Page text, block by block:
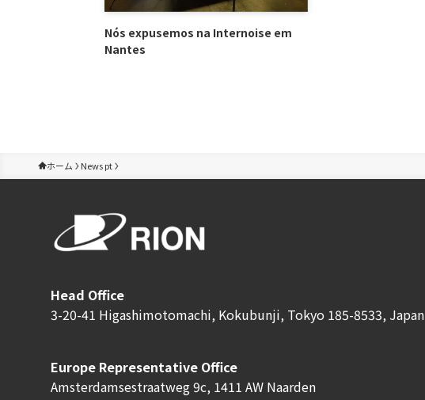
Nós expusemos na Internoise em
Nantes
ホーム News pt
Head Office
3-20-41 Higashimotomachi, Kokubunji, Tokyo 185-8533, Japan
Europe Representative Office
Amsterdamsestraatweg 9c, 1411 AW Naarden